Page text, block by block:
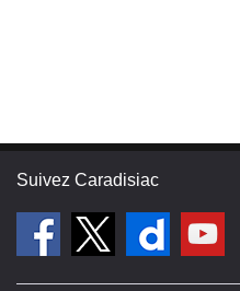
Suivez Caradisiac